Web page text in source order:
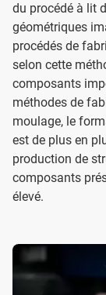
du procédé à lit
géométriques
procédés de
selon cette
composants
méthodes de
moulage, le
est de plus en
production de
composants
élevé.